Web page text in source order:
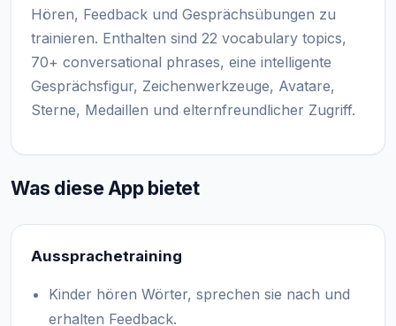
Hören, Feedback und Gesprächsübungen zu
trainieren. Enthalten sind 22 vocabulary topics,
70+ conversational phrases, eine intelligente
Gesprächsfigur, Zeichenwerkzeuge, Avatare,
Sterne, Medaillen und elternfreundlicher Zugriff.
Was diese App bietet
Aussprachetraining
Kinder hören Wörter, sprechen sie nach und
erhalten Feedback.